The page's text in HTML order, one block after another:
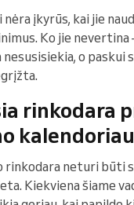
įkyrūs, kai jie
Ko jie nevertina
nesusisiekia, o paskui
rinkodara
rinkodara neturi būti
Kiekviena šiame